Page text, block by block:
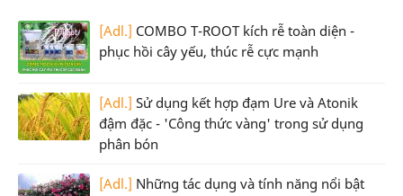
[Adl.] COMBO T-ROOT kích rễ toàn diện -
phục hồi cây yếu, thúc rễ cực mạnh
[Adl.] Sử dụng kết hợp đạm Ure và Atonik
đậm đặc - 'Công thức vàng' trong sử dụng
phân bón
[Adl.] Những tác dụng và tính năng nổi bật